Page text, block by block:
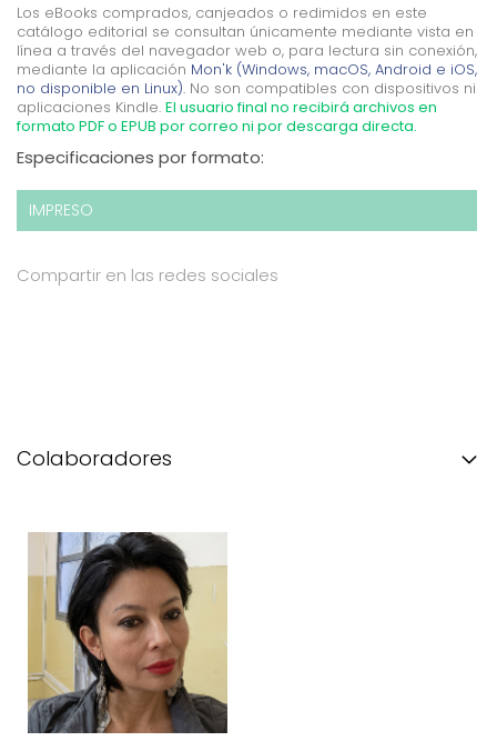
Los eBooks comprados, canjeados o redimidos en este
catálogo editorial se consultan únicamente mediante vista en
línea a través del navegador web o, para lectura sin conexión,
mediante la aplicación Mon'k (Windows, macOS, Android e iOS,
no disponible en Linux). No son compatibles con dispositivos ni
aplicaciones Kindle. El usuario final no recibirá archivos en
formato PDF o EPUB por correo ni por descarga directa.
Especificaciones por formato:
IMPRESO
Compartir en las redes sociales
Colaboradores